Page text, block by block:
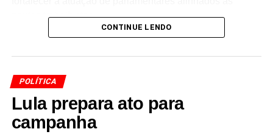
pautas trabalhistas.
considerados prioritários para os trabalhadores, criando
discutir e acompanhar propostas relacionadas ao
mercado de trabalho e aos direitos sociais.
Com o apoio de Lula, a proposta passou a ganhar espaço
CONTINUE LENDO
POLÍTICA
Lula prepara ato para
campanha